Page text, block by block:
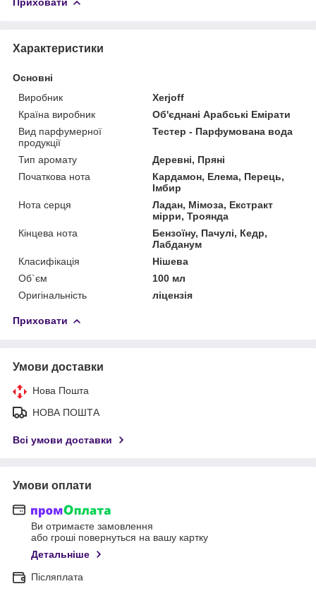
Характеристики
Основні
Виробник
Xerjoff
Країна виробник
Об'єднані Арабські Емірати
Вид парфумерної
продукції
Тестер - Парфумована вода
Тип аромату
Деревні, Пряні
Початкова нота
Кардамон, Елема, Перець,
Імбир
Нота серця
Ладан, Мімоза, Екстракт
мірри, Троянда
Кінцева нота
Бензоїну, Пачулі, Кедр,
Лабданум
Класифікація
Нішева
Об`єм
100 мл
Оригінальність
ліцензія
Приховати
Умови доставки
Нова Пошта
НОВА ПОШТА
Всі умови доставки
Умови оплати
Ви отримаєте замовлення
або гроші повернуться на вашу картку
Детальніше
Післяплата